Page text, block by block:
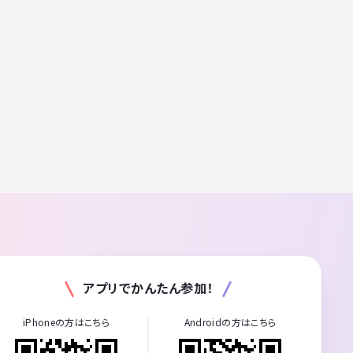
アプリでかんたん参加！
iPhoneの方はこちら Androidの方はこちら